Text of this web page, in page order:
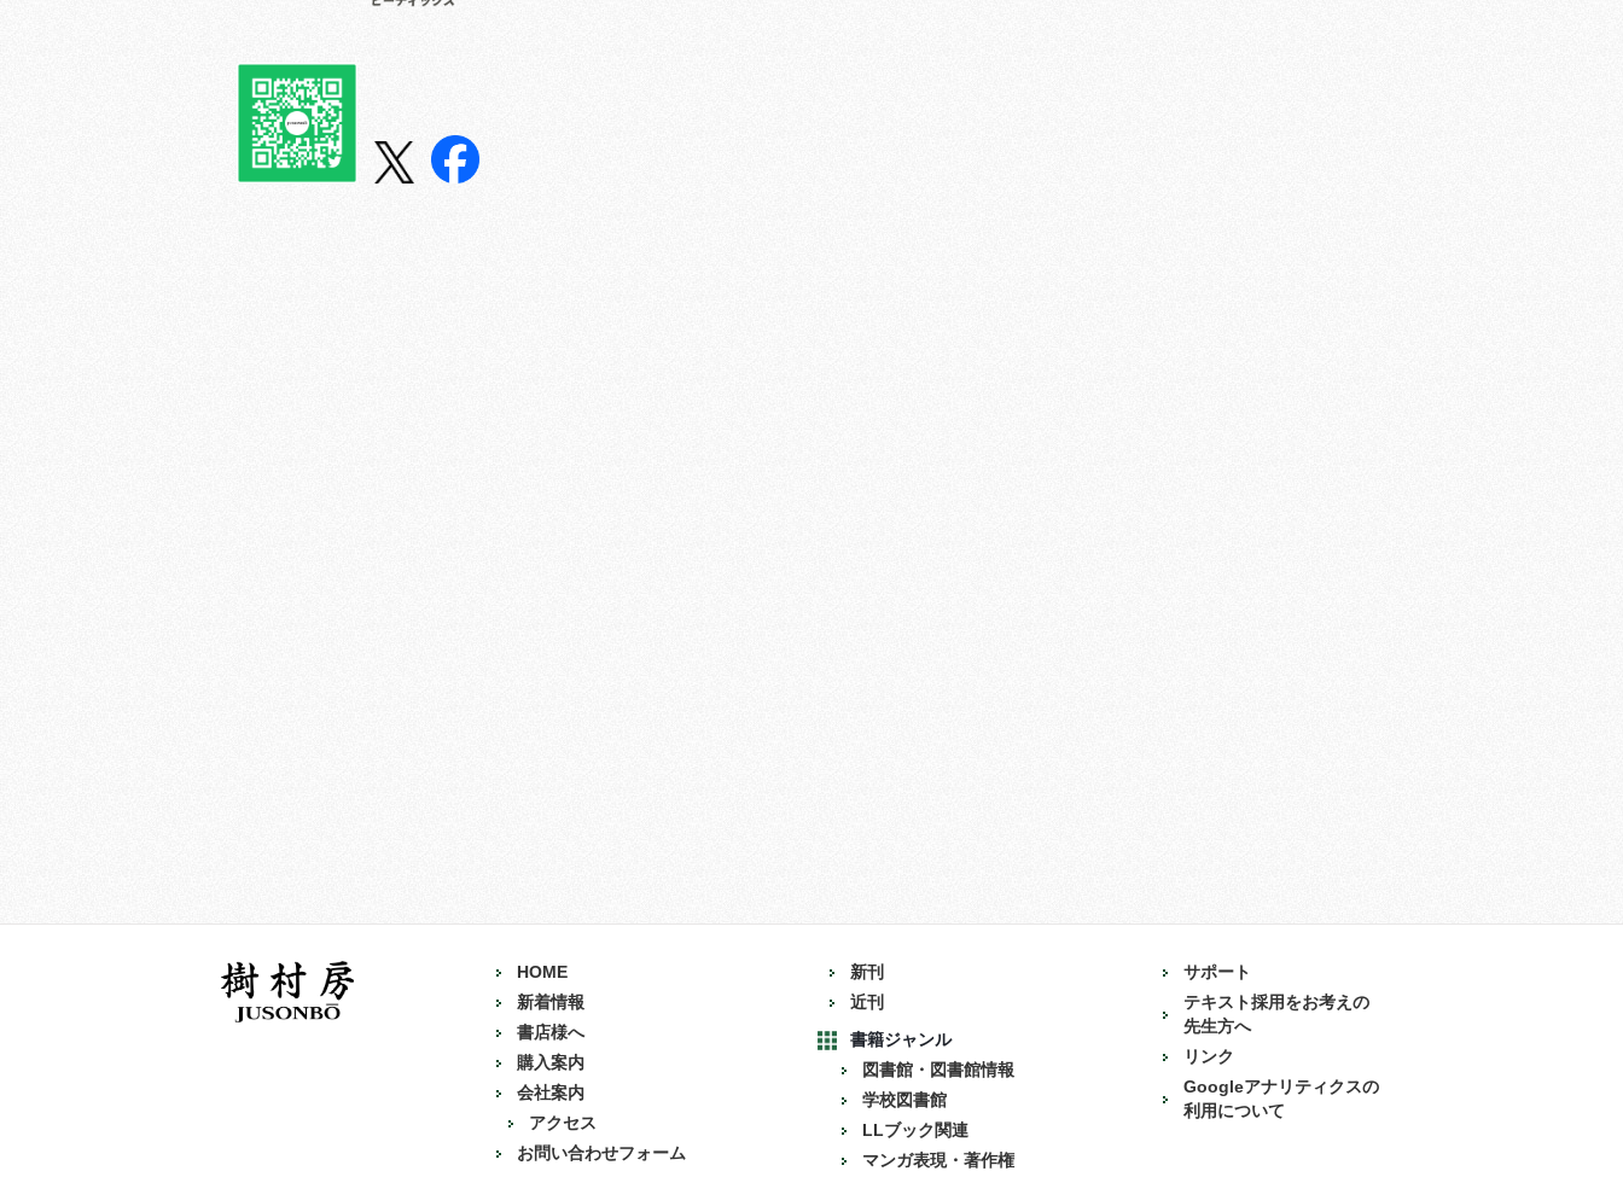
HOME
新着情報
書店様へ
購入案内
会社案内
アクセス
お問い合わせフォーム
新刊
近刊
書籍ジャンル
図書館・図書館情報
学校図書館
LLブック関連
マンガ表現・著作権
サポート
テキスト採用をお考えの
先生方へ
リンク
Googleアナリティクスの
利用について